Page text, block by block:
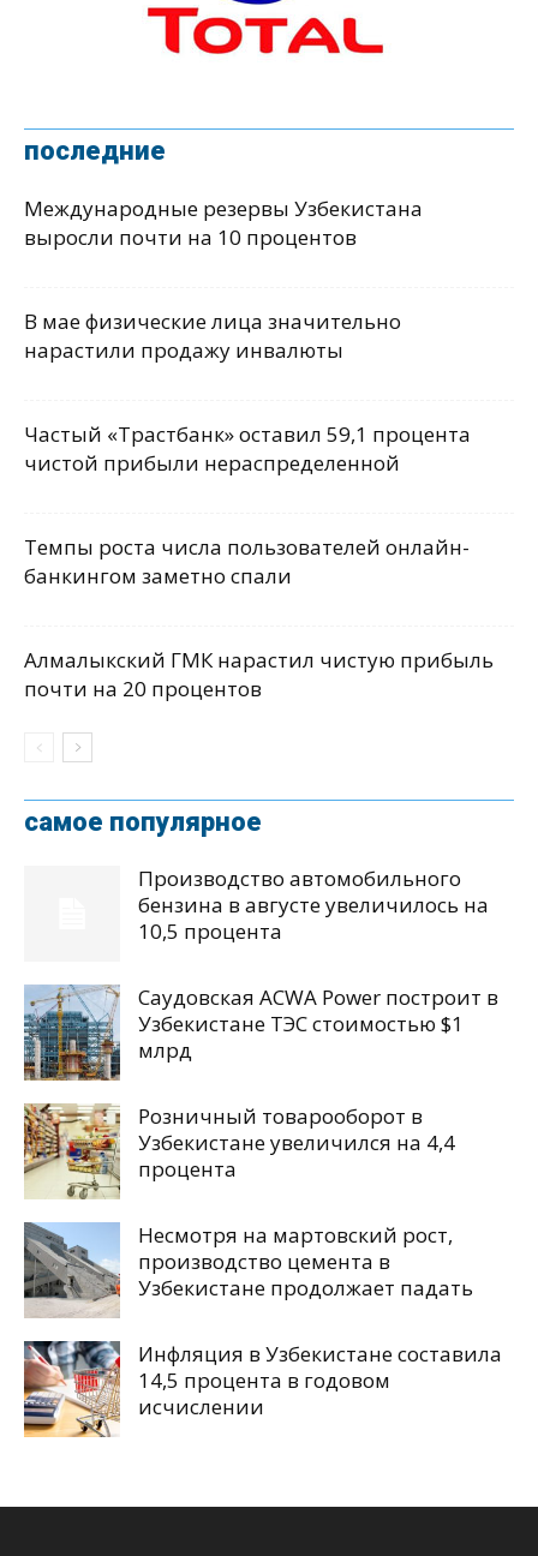
последние
Международные резервы Узбекистана
выросли почти на 10 процентов
В мае физические лица значительно
нарастили продажу инвалюты
Частый «Трастбанк» оставил 59,1 процента
чистой прибыли нераспределенной
Темпы роста числа пользователей онлайн-
банкингом заметно спали
Алмалыкский ГМК нарастил чистую прибыль
почти на 20 процентов
самое популярное
Производство автомобильного
бензина в августе увеличилось на
10,5 процента
Саудовская ACWA Power построит в
Узбекистане ТЭС стоимостью $1
млрд
Розничный товарооборот в
Узбекистане увеличился на 4,4
процента
Несмотря на мартовский рост,
производство цемента в
Узбекистане продолжает падать
Инфляция в Узбекистане составила
14,5 процента в годовом
исчислении